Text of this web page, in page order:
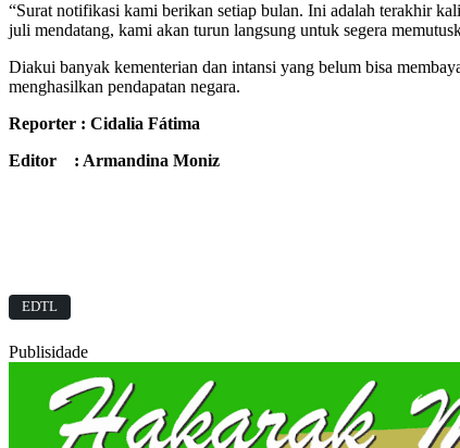
“Surat notifikasi kami berikan setiap bulan. Ini adalah terakhir
juli mendatang, kami akan turun langsung untuk segera
Diakui banyak kementerian dan intansi yang belum bisa
menghasilkan pendapatan negara.
Reporter : Cidalia Fátima
Editor : Armandina Moniz
EDTL
Publisidade